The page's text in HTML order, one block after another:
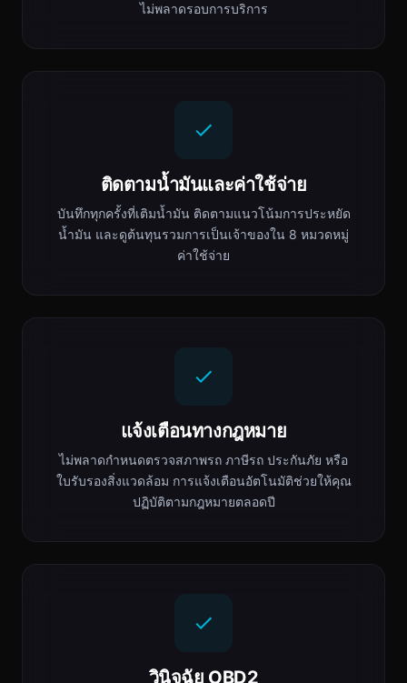
ไม่พลาดรอบการบริการ
ติดตามน้ำมันและค่าใช้จ่าย
บันทึกทุกครั้งที่เติมน้ำมัน ติดตามแนวโน้มการประหยัด
น้ำมัน และดูต้นทุนรวมการเป็นเจ้าของใน 8 หมวดหมู่
ค่าใช้จ่าย
แจ้งเตือนทางกฎหมาย
ไม่พลาดกำหนดตรวจสภาพรถ ภาษีรถ ประกันภัย หรือ
ใบรับรองสิ่งแวดล้อม การแจ้งเตือนอัตโนมัติช่วยให้คุณ
ปฏิบัติตามกฎหมายตลอดปี
วินิจฉัย OBD2